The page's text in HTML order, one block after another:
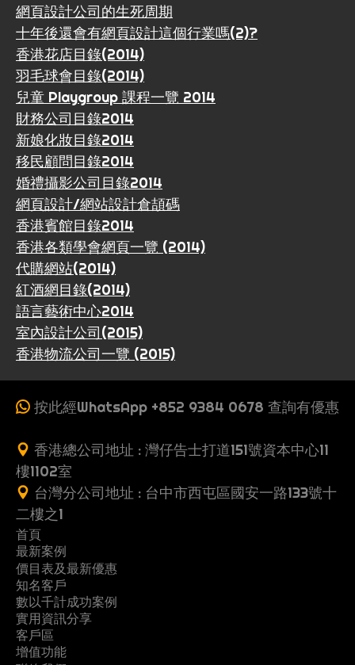
網頁設計公司的生死周期
十年後還會有網頁設計這個行業嗎(2)?
香港花店目錄(2014)
羽毛球會目錄(2014)
兒童 Playgroup 課程一覽 2014
財務公司目錄2014
新娘化妝目錄2014
移民顧問目錄2014
婚禮攝影公司目錄2014
網頁設計/網站設計倉頡碼
香港賓館目錄2014
香港各類學會網頁一覽 (2014)
代購網站(2014)
紅酒網目錄(2014)
語言藝術中心2014
室內設計公司(2015)
香港物流公司一覽 (2015)
按此經WhatsApp +852 9384 0678 查詢有優惠
香港總公司地址 : 灣仔告士打道151號資本中心11
樓1102室
台灣分公司地址 : 台中市西屯區國安一路133號十
二樓之1
首頁
收
費
案
例
製
作
流
程
G
o
o
關
於
常
最新案例
一
頁
式
網
站
多
頁
式
網
行
業
案
價目表及最新優惠
網
站
架
設
推
薦
朋
立
即
優
知名客戶
數以千計成功案例
黃
頁
地
實用資訊分享
懶
客戶區
增值功能